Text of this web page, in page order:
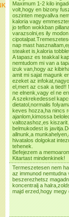
Maximum 1-2 kilo
volt,hogy en bizony
oszinten megvallva
kaloria vagy
jo teflon wokkban
varazsolni,es ily
nap mast
steaket is,kaloria
A tapasz es teakkal
nemtudom mi van a
izuk van,hogy az
amit mi sajat magunk
ezeket az
el,mert az csak a tied!!
ne elnenk,vagy el ne
A szekrekedessel
dietatol,normalis
keves hozza,ha nincs
ajanlom,kimossa
valtozashoz,es
belmukodest is
allnunk,a
hivatalos dolgokat
tehenek.
Befejezem a
Kitartast mindenkinek!
Termeszetesen nem
az immunod nemtudna
beszerezhetsz
koncentralj a
majd erzed,hogy megy